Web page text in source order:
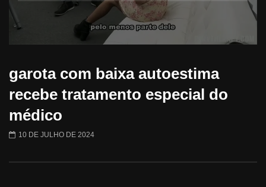
garota com baixa autoestima
recebe tratamento especial do
médico
10 DE JULHO DE 2024